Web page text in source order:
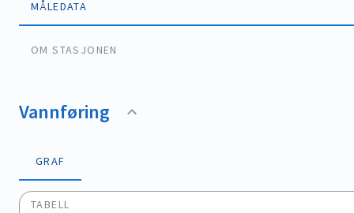
MÅLEDATA
OM STASJONEN
Vannføring
GRAF
TABELL